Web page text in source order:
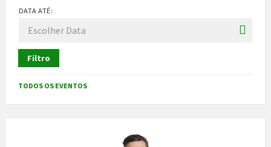
DATA ATÉ:
Filtro
TODOS OS EVENTOS